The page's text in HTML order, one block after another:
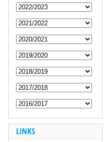
LINKS